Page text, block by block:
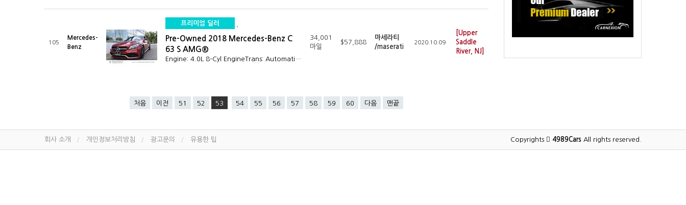
105
Mercedes-
Benz
프리미엄 딜러
Pre-Owned 2018 Mercedes-Benz C
63 S AMG®
Engine: 4.0L 8-Cyl EngineTrans: Automati…
34,001
마일
$57,888
마세라티
/maserati
2020.10.09
[Upper
Saddle
River, NJ]
처음 이전 51 52 53 54 55 56 57 58 59 60 다음 맨끝
회사 소개 개인정보처리방침 광고문의 유용한 팁 Copyrights 4989Cars All rights reserved.